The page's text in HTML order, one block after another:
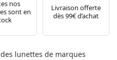
nos
sont en
Livraison offerte
dès 99€ d’achat
lunettes de marques